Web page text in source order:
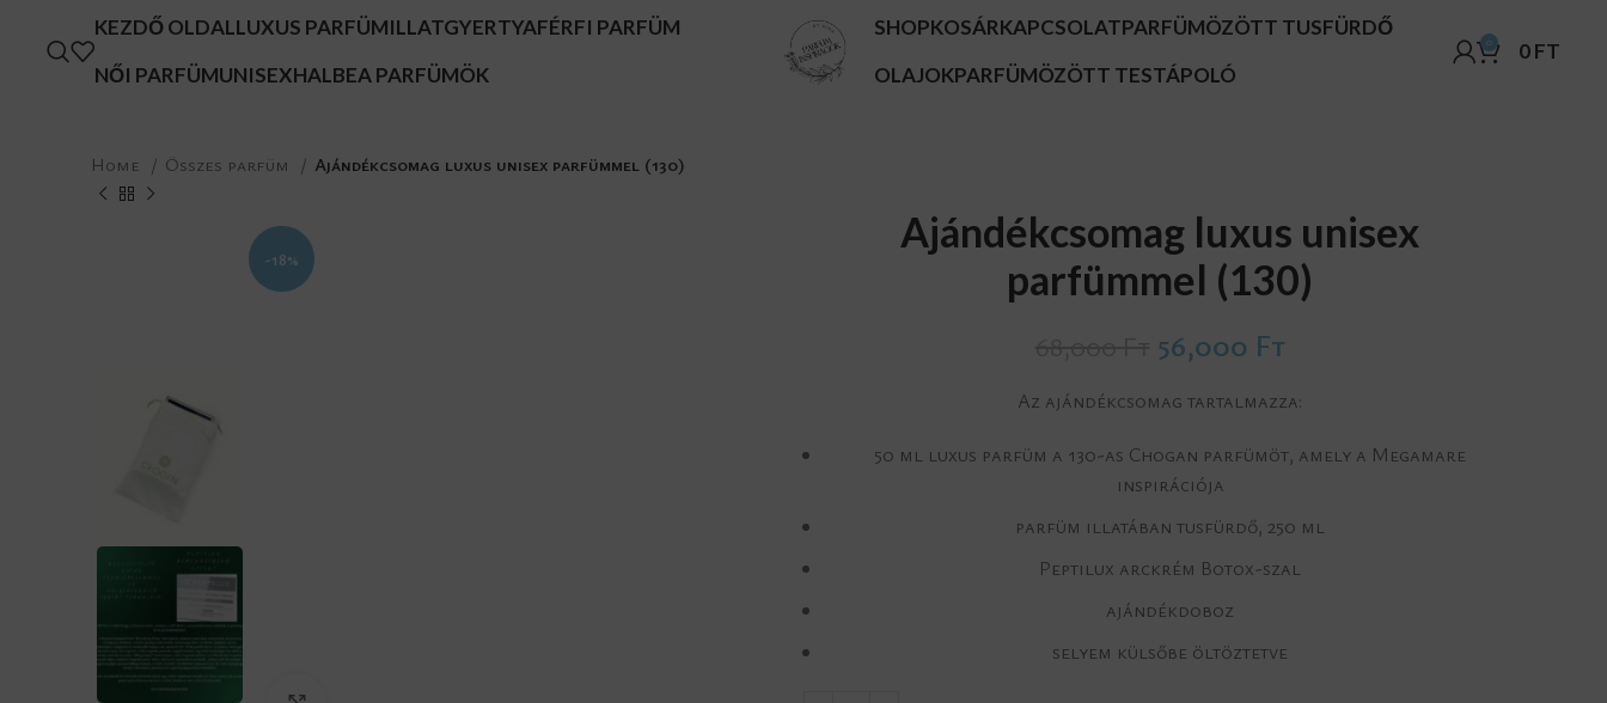
KEZDŐ OLDALLUXUS PARFÜMILLATGYERTYAFÉRFI PARFÜM
NŐI PARFÜMUNISEXHALBEA PARFÜMÖK
SHOPKOSÁRKAPCSOLATPARFÜMÖZÖTT TUSFÜRDŐ
OLAJOKPARFÜMÖZÖTT TESTÁPOLÓ
0 0FT
Home Összes parfüm Ajándékcsomag luxus unisex parfümmel (130)
-18%
Ajándékcsomag luxus unisex
parfümmel (130)
56,000 Ft
Az ajándékcsomag tartalmazza:
50 ml luxus parfüm a 130-as Chogan parfümöt, amely a Megamare
inspirációja
parfüm illatában tusfürdő, 250 ml
Peptilux arckrém Botox-szal
ajándékdoboz
selyem külsőbe öltöztetve